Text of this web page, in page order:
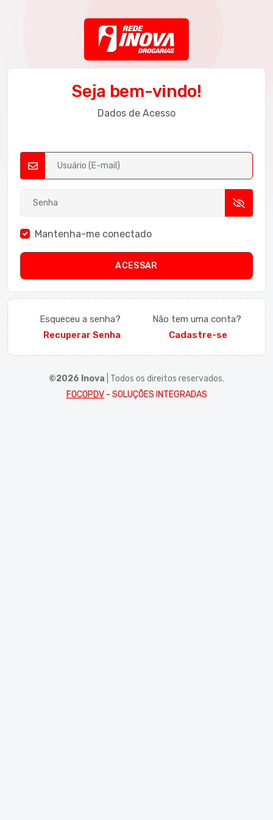
Seja bem-vindo!
Dados de Acesso
Mantenha-me conectado
ACESSAR
Esqueceu a senha?
Recuperar Senha
Não tem uma conta?
Cadastre-se
©2026 Inova | Todos os direitos reservados.
FOCOPDV- SOLUÇÕES INTEGRADAS